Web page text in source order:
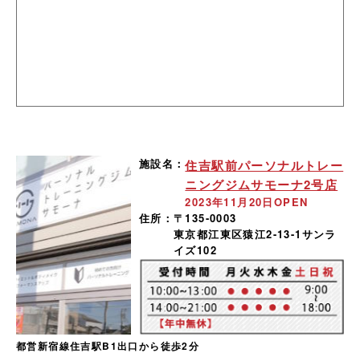
施設名：住吉駅前パーソナルトレー
ニングジムサモーナ2号店
2023年11月20日OPEN
住所： 〒135-0003
東京都江東区猿江2-13-1サンラ
イズ102
都営新宿線住吉駅B1出口から徒歩2分